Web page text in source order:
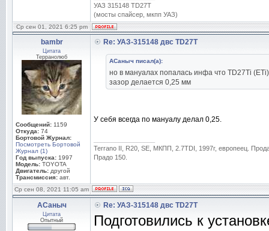
УАЗ 315148 TD27T
(мосты спайсер, мкпп УАЗ)
Ср сен 01, 2021 6:25 pm
bambr
Цитата
Терранолюб
Сообщений: 1159
Откуда: 74
Бортовой Журнал:
Посмотреть Бортовой
Журнал (1)
Год выпуска: 1997
Модель: TOYOTA
Двигатель: другой
Трансмиссия: авт.
Re: УАЗ-315148 двс TD27T
АСаныч писал(а):
но в мануалах попалась инфа что TD27Ti (ETi)
зазор делается 0,25 мм
У себя всегда по мануалу делал 0,25.
Terrano II, R20, SE, МКПП, 2.7TDI, 1997г, европеец.
Прадо 150.
Ср сен 08, 2021 11:05 am
АСаныч
Цитата
Опытный
Re: УАЗ-315148 двс TD27T
Подготовились к